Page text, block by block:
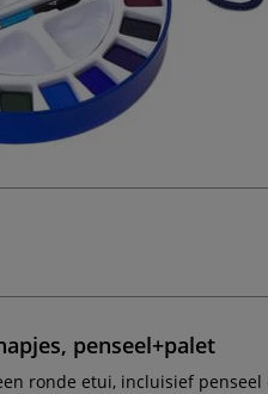
penseel+palet
ronde etui, incluisief